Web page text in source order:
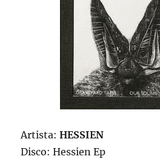
Artista:HESSIEN
Disco: Hessien Ep